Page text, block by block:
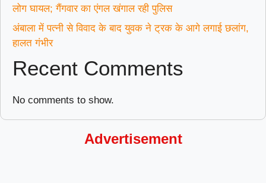
लोग घायल; गैंगवार का एंगल खंगाल रही पुलिस
अंबाला में पत्नी से विवाद के बाद युवक ने ट्रक के आगे लगाई छलांग,
हालत गंभीर
Recent Comments
No comments to show.
Advertisement